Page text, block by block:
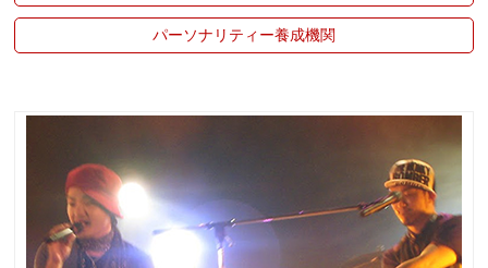
パーソナリティー養成機関